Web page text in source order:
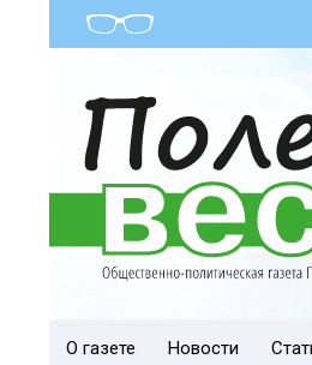
О газете Новости